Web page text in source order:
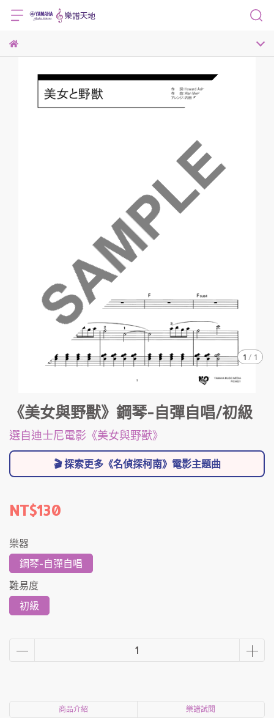
1 / 1
《美女與野獸》鋼琴-自彈自唱/初級
選自迪士尼電影《美女與野獸》
🎬 探索更多《名偵探柯南》電影主題曲
NT$130
樂器
鋼琴-自彈自唱
難易度
初級
商品介紹 樂譜試閱